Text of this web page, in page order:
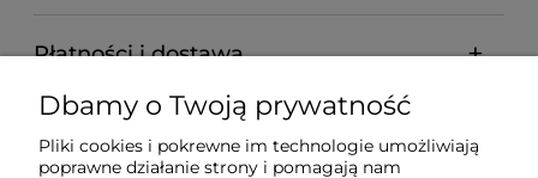
Płatności i dostawa
Informacje
Dbamy o Twoją prywatność
Pliki cookies i pokrewne im technologie umożliwiają
poprawne działanie strony i pomagają nam